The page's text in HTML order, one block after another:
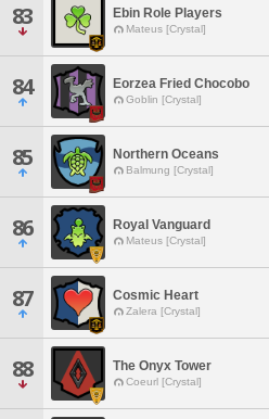
83 Ebin Role Players
Mateus [Crystal]
84 Eorzea Fried Chocobo
Goblin [Crystal]
85 Northern Oceans
Balmung [Crystal]
86 Royal Vanguard
Mateus [Crystal]
87 Cosmic Heart
Zalera [Crystal]
88 The Onyx Tower
Coeurl [Crystal]